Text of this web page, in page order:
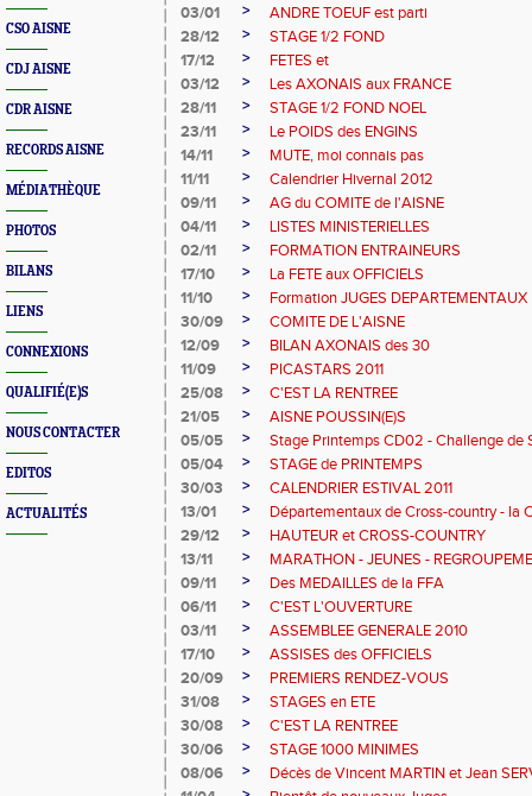
CSO AISNE
CDJ AISNE
CDR AISNE
RECORDS AISNE
MÉDIATHÈQUE
PHOTOS
BILANS
LIENS
CONNEXIONS
QUALIFIÉ(E)S
NOUS CONTACTER
EDITOS
ACTUALITÉS
03/01
>
ANDRE TOEUF est parti
28/12
>
STAGE 1/2 FOND
17/12
>
FETES et
03/12
>
Les AXONAIS aux FRANCE
28/11
>
STAGE 1/2 FOND NOEL
23/11
>
Le POIDS des ENGINS
14/11
>
MUTE, moi connais pas
11/11
>
Calendrier Hivernal 2012
09/11
>
AG du COMITE de l'AISNE
04/11
>
LISTES MINISTERIELLES
02/11
>
FORMATION ENTRAINEURS
17/10
>
La FETE aux OFFICIELS
11/10
>
Formation JUGES DEPARTEMENTAUX
30/09
>
COMITE DE L'AISNE
12/09
>
BILAN AXONAIS des 30
11/09
>
PICASTARS 2011
25/08
>
C'EST LA RENTREE
21/05
>
AISNE POUSSIN(E)S
05/05
>
Stage Printemps CD02 - Challenge de
05/04
>
STAGE de PRINTEMPS
30/03
>
CALENDRIER ESTIVAL 2011
13/01
>
Départementaux de Cross-country - la
29/12
>
HAUTEUR et CROSS-COUNTRY
13/11
>
MARATHON - JEUNES -
09/11
>
Des MEDAILLES de la FFA
06/11
>
C'EST L'OUVERTURE
03/11
>
ASSEMBLEE GENERALE 2010
17/10
>
ASSISES des OFFICIELS
20/09
>
PREMIERS RENDEZ-VOUS
31/08
>
STAGES en ETE
30/08
>
C'EST LA RENTREE
30/06
>
STAGE 1000 MINIMES
08/06
>
Décès de Vincent MARTIN et Jean